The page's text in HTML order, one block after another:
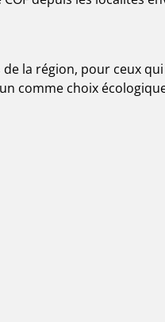
la région, pour ceux
comme choix